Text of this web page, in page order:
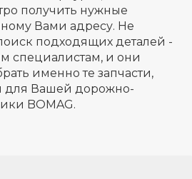
получить нужные
Вами адресу. Не
подходящих деталей -
специалистам, и они
именно те запчасти,
для Вашей дорожно-
BOMAG.